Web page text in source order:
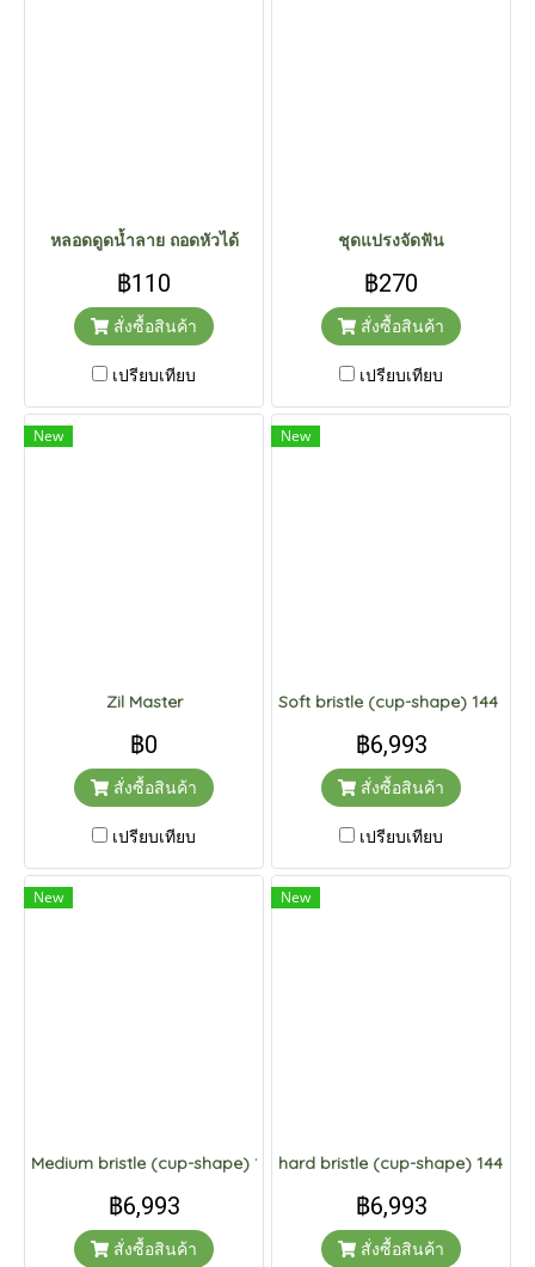
หลอดดูดน้ำลาย ถอดหัวได้
฿110
สั่งซื้อสินค้า
เปรียบเทียบ
ชุดแปรงจัดฟัน
฿270
สั่งซื้อสินค้า
เปรียบเทียบ
New
Zil Master
฿0
สั่งซื้อสินค้า
เปรียบเทียบ
New
Soft bristle (cup-shape) 144 pcs.
฿6,993
สั่งซื้อสินค้า
เปรียบเทียบ
New
Medium bristle (cup-shape) 144 pcs.
฿6,993
สั่งซื้อสินค้า
New
hard bristle (cup-shape) 144
฿6,993
สั่งซื้อสินค้า